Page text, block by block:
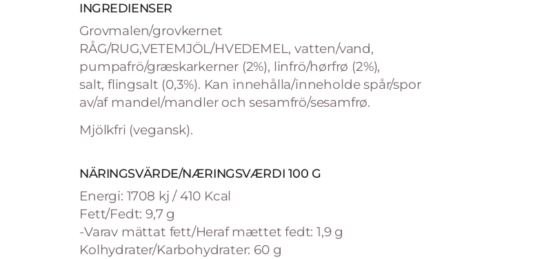
INGREDIENSER
Grovmalen/grovkernet
RÅG/RUG,VETEMJÖL/HVEDEMEL, vatten/vand,
pumpafrö/græskarkerner (2%), linfrö/hørfrø (2%),
salt, flingsalt (0,3%). Kan innehålla/inneholde spår/spor
av/af mandel/mandler och sesamfrö/sesamfrø.
Mjölkfri (vegansk).
NÄRINGSVÄRDE/NÆRINGSVÆRDI 100 G
Energi: 1708 kj / 410 Kcal
Fett/Fedt: 9,7 g
-Varav mättat fett/Heraf mættet fedt: 1,9 g
Kolhydrater/Karbohydrater: 60 g